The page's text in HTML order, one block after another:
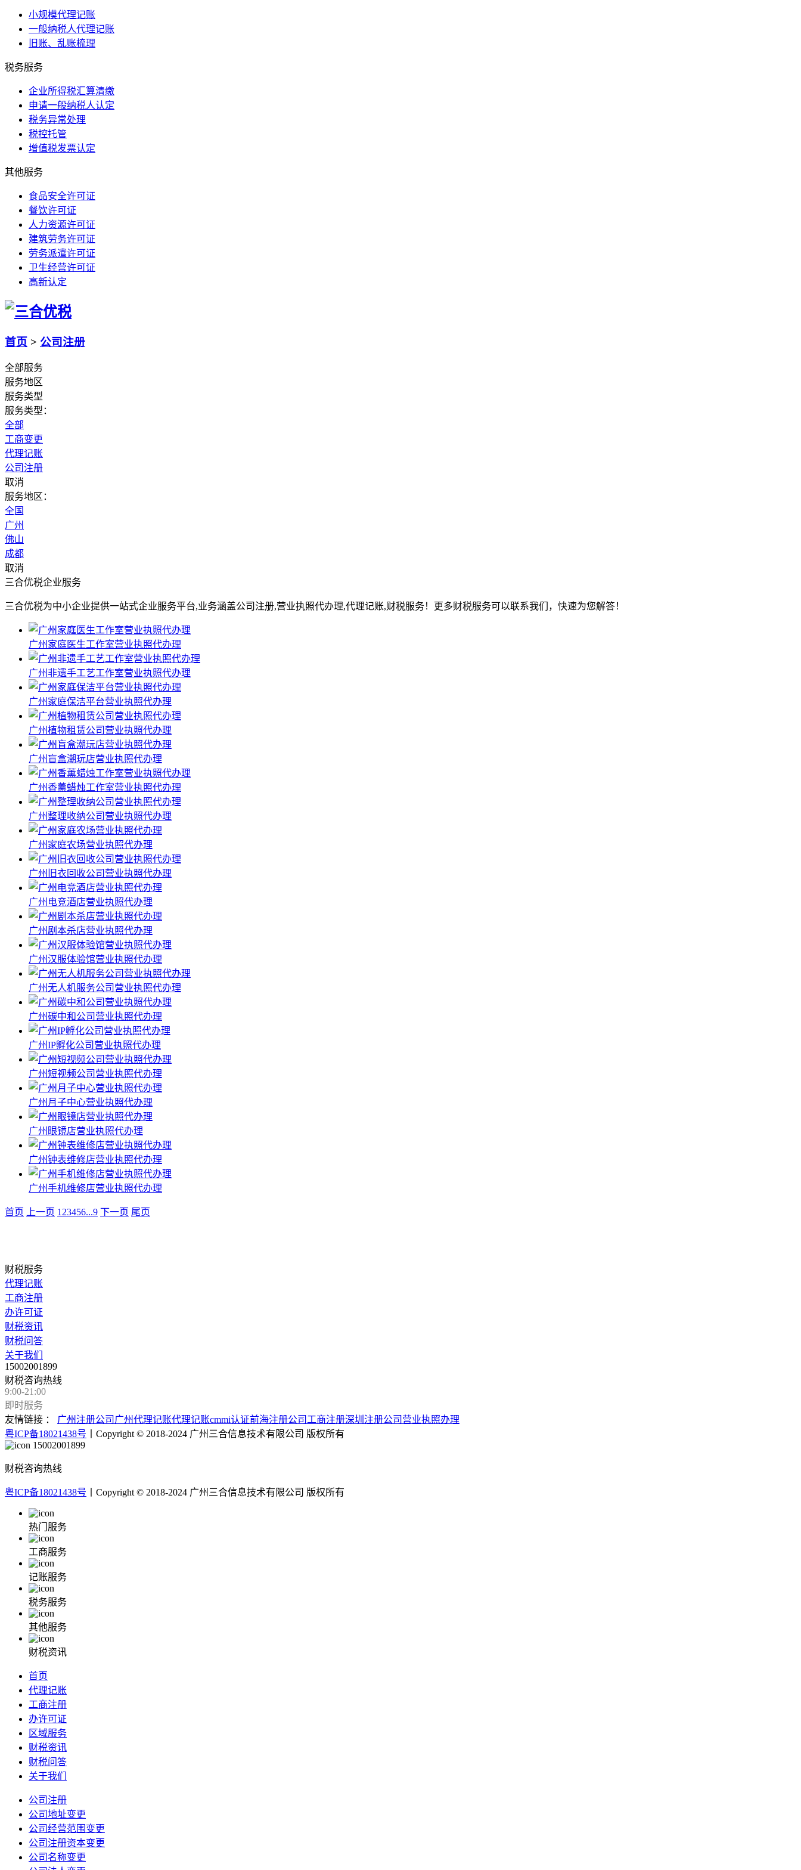
小规模代理记账
一般纳税人代理记账
旧账、乱账梳理
税务服务
企业所得税汇算清缴
申请一般纳税人认定
税务异常处理
税控托管
增值税发票认定
其他服务
食品安全许可证
餐饮许可证
人力资源许可证
建筑劳务许可证
劳务派遣许可证
卫生经营许可证
高新认定
首页 > 公司注册
全部服务
服务地区
服务类型
服务类型：
全部
工商变更
代理记账
公司注册
取消
服务地区：
全国
广州
佛山
成都
取消
三合优税企业服务
三合优税为中小企业提供一站式企业服务平台,业务涵盖公司注册,营业执照代办理,代理记账,财税服务！更多财税服务可以联系我们，快速为您解答！
广州家庭医生工作室营业执照代办理
广州非遗手工艺工作室营业执照代办理
广州家庭保洁平台营业执照代办理
广州植物租赁公司营业执照代办理
广州盲盒潮玩店营业执照代办理
广州香薰蜡烛工作室营业执照代办理
广州整理收纳公司营业执照代办理
广州家庭农场营业执照代办理
广州旧衣回收公司营业执照代办理
广州电竞酒店营业执照代办理
广州剧本杀店营业执照代办理
广州汉服体验馆营业执照代办理
广州无人机服务公司营业执照代办理
广州碳中和公司营业执照代办理
广州IP孵化公司营业执照代办理
广州短视频公司营业执照代办理
广州月子中心营业执照代办理
广州眼镜店营业执照代办理
广州钟表维修店营业执照代办理
广州手机维修店营业执照代办理
首页 上一页 1 23456...9 下一页 尾页
财税服务
代理记账
工商注册
办许可证
财税资讯
财税问答
关于我们
15002001899
财税咨询热线
9:00-21:00
即时服务
友情链接 ：
广州注册公司 广州代理记账代理记账cmmi认证前海注册公司 工商注册深圳注册公司 营业执照办理
粤ICP备18021438号 丨Copyright © 2018-2024 广州三合信息技术有限公司 版权所有
15002001899
财税咨询热线
粤ICP备18021438号 丨Copyright © 2018-2024 广州三合信息技术有限公司 版权所有
热门服务
工商服务
记账服务
税务服务
其他服务
财税资讯
首页
代理记账
工商注册
办许可证
区域服务
财税资讯
财税问答
关于我们
公司注册
公司地址变更
公司经营范围变更
公司注册资本变更
公司名称变更